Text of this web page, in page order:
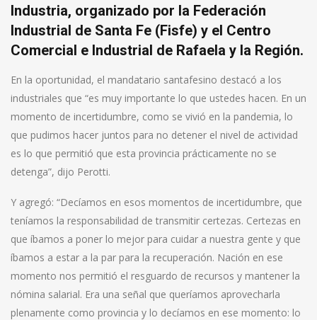
Industria, organizado por la Federación
Industrial de Santa Fe (Fisfe) y el Centro
Comercial e Industrial de Rafaela y la Región.
En la oportunidad, el mandatario santafesino destacó a los
industriales que “es muy importante lo que ustedes hacen. En un
momento de incertidumbre, como se vivió en la pandemia, lo
que pudimos hacer juntos para no detener el nivel de actividad
es lo que permitió que esta provincia prácticamente no se
detenga”, dijo Perotti.
Y agregó: “Decíamos en esos momentos de incertidumbre, que
teníamos la responsabilidad de transmitir certezas. Certezas en
que íbamos a poner lo mejor para cuidar a nuestra gente y que
íbamos a estar a la par para la recuperación. Nación en ese
momento nos permitió el resguardo de recursos y mantener la
nómina salarial. Era una señal que queríamos aprovecharla
plenamente como provincia y lo decíamos en ese momento: lo